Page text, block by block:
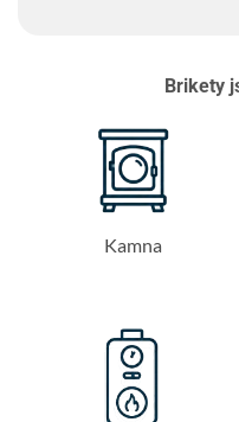
Brikety
Kamna